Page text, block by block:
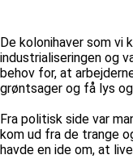
De kolonihaver som vi
industrialiseringen og
behov for, at
grøntsager og få lys
Fra politisk side var
kom ud fra de trange
havde en ide om, at